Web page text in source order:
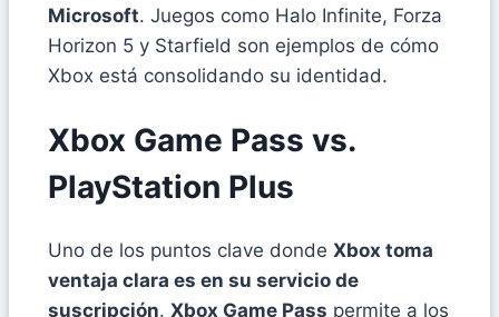
Microsoft. Juegos como Halo Infinite, Forza
Horizon 5 y Starfield son ejemplos de cómo
Xbox está consolidando su identidad.
Xbox Game Pass vs.
PlayStation Plus
Uno de los puntos clave donde Xbox toma
ventaja clara es en su servicio de
suscripción. Xbox Game Pass permite a los